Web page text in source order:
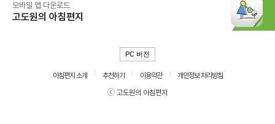
모바일 앱 다운로드
고도원의 아침편지
PC 버전
아침편지 소개 추천하기 이용약관
개인정보 처리방침
ⓒ 고도원의 아침편지